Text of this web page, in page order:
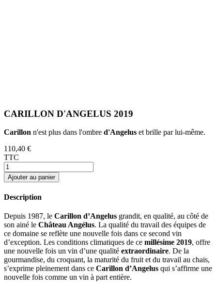
CARILLON D'ANGELUS 2019
Carillon n'est plus dans l'ombre d'Angelus et brille par lui-même.
110,40 €
TTC
Ajouter au panier
Description
Depuis 1987, le Carillon d’Angelus grandit, en qualité, au côté de
son ainé le Château Angélus. La qualité du travail des équipes de
ce domaine se reflète une nouvelle fois dans ce second vin
d’exception. Les conditions climatiques de ce millésime 2019, offre
une nouvelle fois un vin d’une qualité extraordinaire. De la
gourmandise, du croquant, la maturité du fruit et du travail au chais,
s’exprime pleinement dans ce Carillon d’Angelus qui s’affirme une
nouvelle fois comme un vin à part entière.